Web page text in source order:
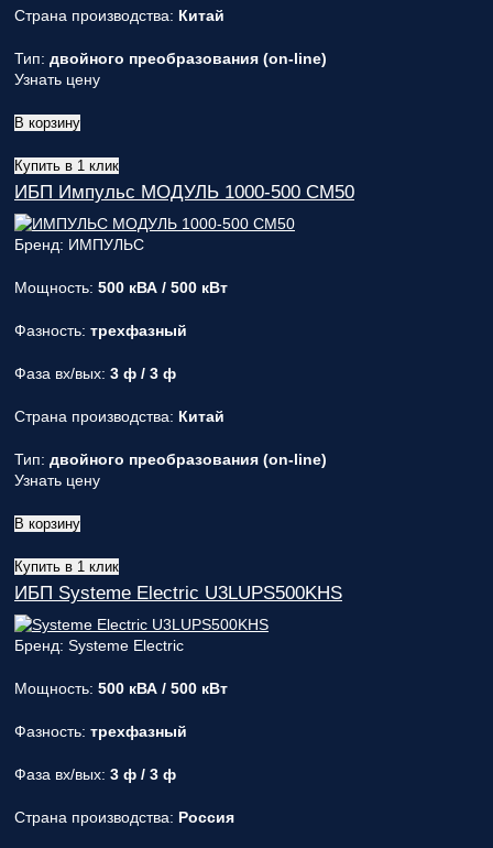
Страна производства: Китай
Тип: двойного преобразования (on-line)
Узнать цену
В корзину
Купить в 1 клик
ИБП Импульс МОДУЛЬ 1000-500 СМ50
Бренд: ИМПУЛЬС
Мощность: 500 кВА / 500 кВт
Фазность: трехфазный
Фаза вх/вых: 3 ф / 3 ф
Страна производства: Китай
Тип: двойного преобразования (on-line)
Узнать цену
В корзину
Купить в 1 клик
ИБП Systeme Electric U3LUPS500KHS
Бренд: Systeme Electric
Мощность: 500 кВА / 500 кВт
Фазность: трехфазный
Фаза вх/вых: 3 ф / 3 ф
Страна производства: Россия